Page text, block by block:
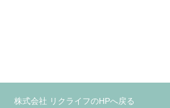
株式会社 リクライフのHPへ戻る